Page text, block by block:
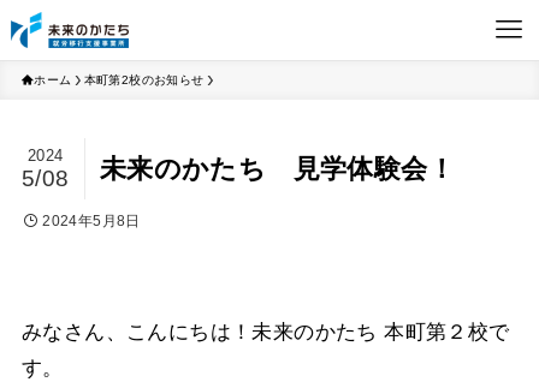
ホーム 本町第2校のお知らせ
未来のかたち 見学体験会！
2024
5/08
2024年5月8日
みなさん、こんにちは！未来のかたち 本町第２校で
す。